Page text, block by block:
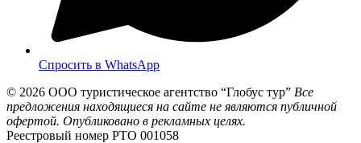
Спросить в WhatsApp
© 2026 ООО туристическое агентство “Глобус тур” Все
предложения находящиеся на сайте не являются публичной
офертой. Опубликовано в рекламных целях.
Реестровый номер РТО 001058